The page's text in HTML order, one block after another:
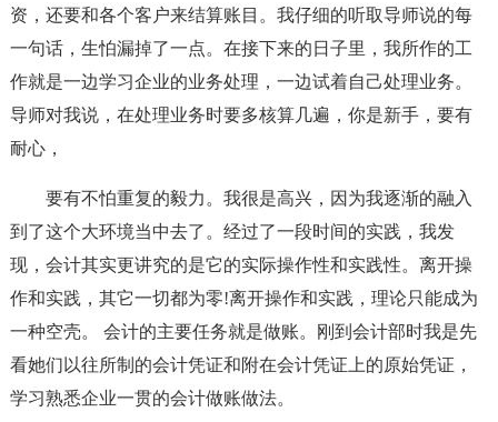
资，还要和各个客户来结算账目。我仔细的听取导师说的每
一句话，生怕漏掉了一点。在接下来的日子里，我所作的工
作就是一边学习企业的业务处理，一边试着自己处理业务。
导师对我说，在处理业务时要多核算几遍，你是新手，要有
耐心，
要有不怕重复的毅力。我很是高兴，因为我逐渐的融入
到了这个大环境当中去了。经过了一段时间的实践，我发
现，会计其实更讲究的是它的实际操作性和实践性。离开操
作和实践，其它一切都为零!离开操作和实践，理论只能成为
一种空壳。 会计的主要任务就是做账。刚到会计部时我是先
看她们以往所制的会计凭证和附在会计凭证上的原始凭证，
学习熟悉企业一贯的会计做账做法。